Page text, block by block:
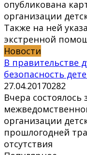
опубликована
организации
Также на ней
экстренной
Новости
В правительстве
безопасность
27.04.20170282
Вчера состоялось
организации
прошлогодней
отсутствия